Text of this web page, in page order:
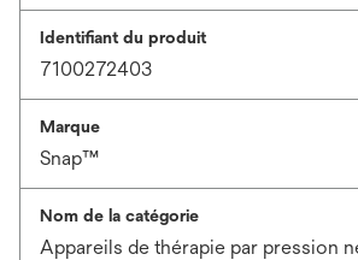
Identifiant du produit
7100272403
Marque
Snap™
Nom de la catégorie
Appareils de thérapie par pression